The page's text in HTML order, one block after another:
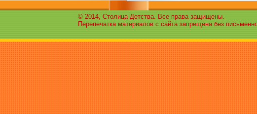
© 2014, Столица Детства. Все права защищены.
Перепечатка материалов с сайта запрещена без